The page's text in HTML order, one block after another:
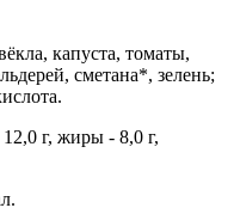
капуста, томаты,
сметана*, зелень;
г, жиры - 8,0 г,